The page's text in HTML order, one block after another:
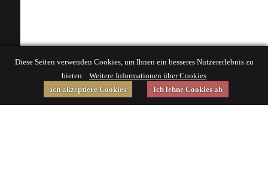
Diese Seiten verwenden Cookies, um Ihnen ein besseres Nutzererlebnis zu
bieten. Weitere Informationen über Cookies
Ich akzeptiere Cookies
Ich lehne Cookies ab